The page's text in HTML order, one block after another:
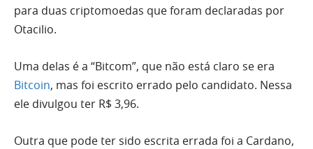
para duas criptomoedas que foram declaradas por
Otacilio.
Uma delas é a “Bitcom”, que não está claro se era
Bitcoin, mas foi escrito errado pelo candidato. Nessa
ele divulgou ter R$ 3,96.
Outra que pode ter sido escrita errada foi a Cardano,